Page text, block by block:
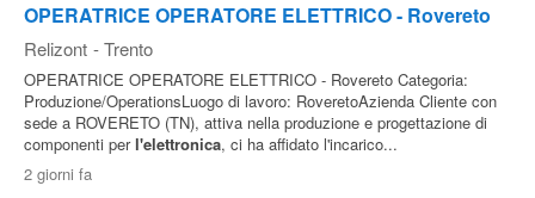
OPERATRICE OPERATORE ELETTRICO - Rovereto
Relizont - Trento
OPERATRICE OPERATORE ELETTRICO - Rovereto Categoria:
Produzione/OperationsLuogo di lavoro: RoveretoAzienda Cliente con
sede a ROVERETO (TN), attiva nella produzione e progettazione di
componenti perl'elettronica, ci ha affidato l'incarico...
2 giorni fa